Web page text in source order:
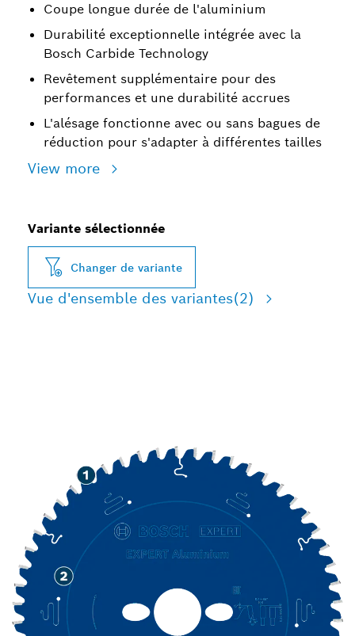
Coupe longue durée de l'aluminium
Durabilité exceptionnelle intégrée avec la
Bosch Carbide Technology
Revêtement supplémentaire pour des
performances et une durabilité accrues
L'alésage fonctionne avec ou sans bagues de
réduction pour s'adapter à différentes tailles
View more
Variante sélectionnée
Changer de variante
Vue d'ensemble des variantes(2)